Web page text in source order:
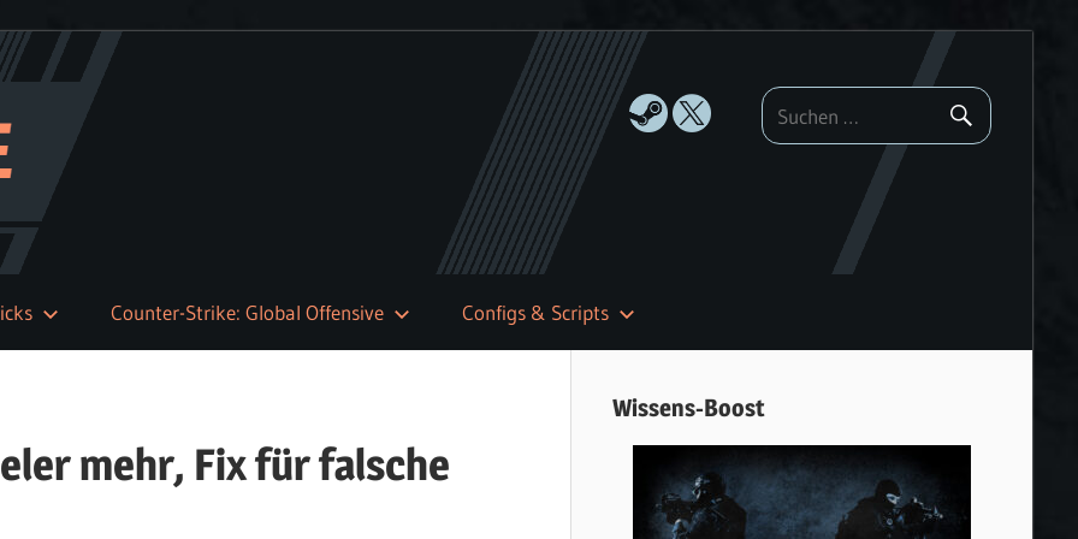
Counter-Strike: Global Offensive Configs & Scripts
mehr, Fix für falsche
Wissens-Boost